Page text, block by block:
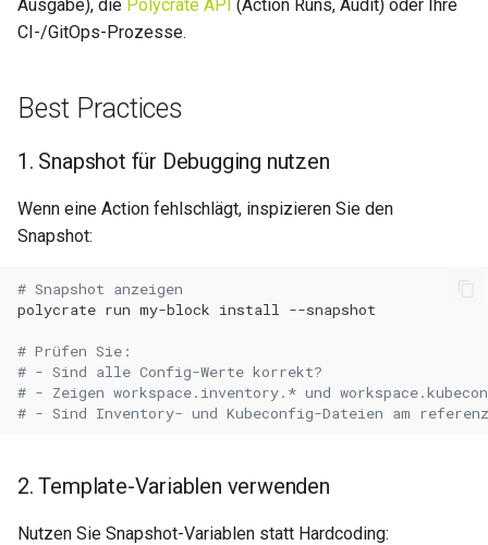
Ausgabe), die Polycrate API (Action Runs, Audit) oder Ihre
CI-/GitOps-Prozesse.
Best Practices
1. Snapshot für Debugging nutzen
Wenn eine Action fehlschlägt, inspizieren Sie den
Snapshot:
# Snapshot anzeigen
polycrate run my-block install
# Prüfen Sie:
# - Sind alle Config-Werte korrekt?
# - Zeigen workspace.inventory.* und
# - Sind Inventory- und Kubeconfig-Dateien am
2. Template-Variablen verwenden
Nutzen Sie Snapshot-Variablen statt Hardcoding: